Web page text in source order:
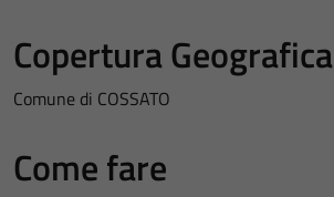
Copertura Geografica
Comune di COSSATO
Come fare